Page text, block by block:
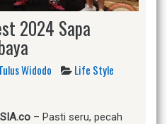
2024 Sapa
Widodo
Life Style
– Pasti seru, pecah